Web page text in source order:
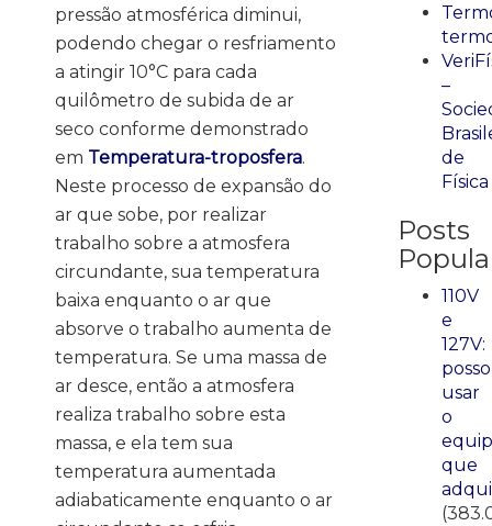
pressão atmosférica diminui,
podendo chegar o resfriamento
a atingir 10°C para cada
quilômetro de subida de ar
seco conforme demonstrado
em Temperatura-troposfera.
Neste processo de expansão do
ar que sobe, por realizar
trabalho sobre a atmosfera
circundante, sua temperatura
baixa enquanto o ar que
absorve o trabalho aumenta de
temperatura. Se uma massa de
ar desce, então a atmosfera
realiza trabalho sobre esta
massa, e ela tem sua
temperatura aumentada
adiabaticamente enquanto o ar
–
de
Física
Posts
110V
e
127V:
posso
usar
o
que